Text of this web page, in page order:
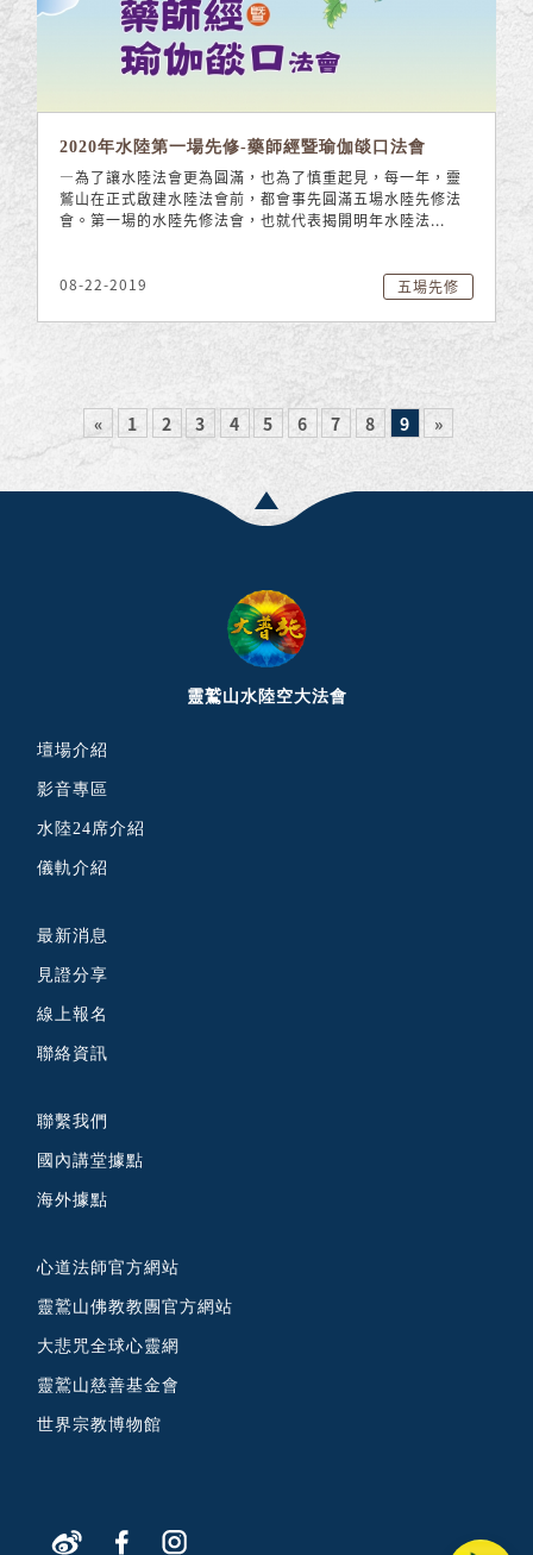
2020年水陸第一場先修-藥師經暨瑜伽燄口法會
—為了讓水陸法會更為圓滿，也為了慎重起見，每一年，靈
鷲山在正式啟建水陸法會前，都會事先圓滿五場水陸先修法
會。第一場的水陸先修法會，也就代表揭開明年水陸法...
08-22-2019 五場先修
« 1 2 3 4 5 6 7 8 9 »
靈鷲山水陸空大法會
壇場介紹
影音專區
水陸24席介紹
儀軌介紹
最新消息
見證分享
線上報名
聯絡資訊
聯繫我們
國內講堂據點
海外據點
心道法師官方網站
靈鷲山佛教教團官方網站
大悲咒全球心靈網
靈鷲山慈善基金會
世界宗教博物館